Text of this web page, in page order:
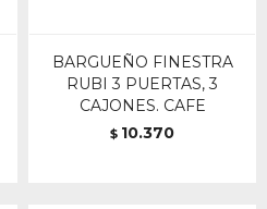
BARGUEÑO FINESTRA
RUBI 3 PUERTAS, 3
CAJONES. CAFE
$ 10.370